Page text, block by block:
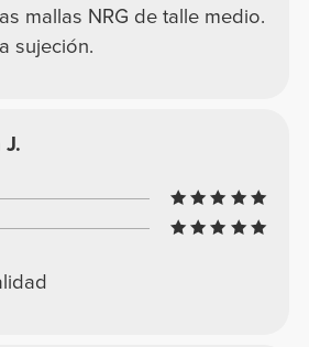
mallas NRG de talle medio.
sujeción.
J.